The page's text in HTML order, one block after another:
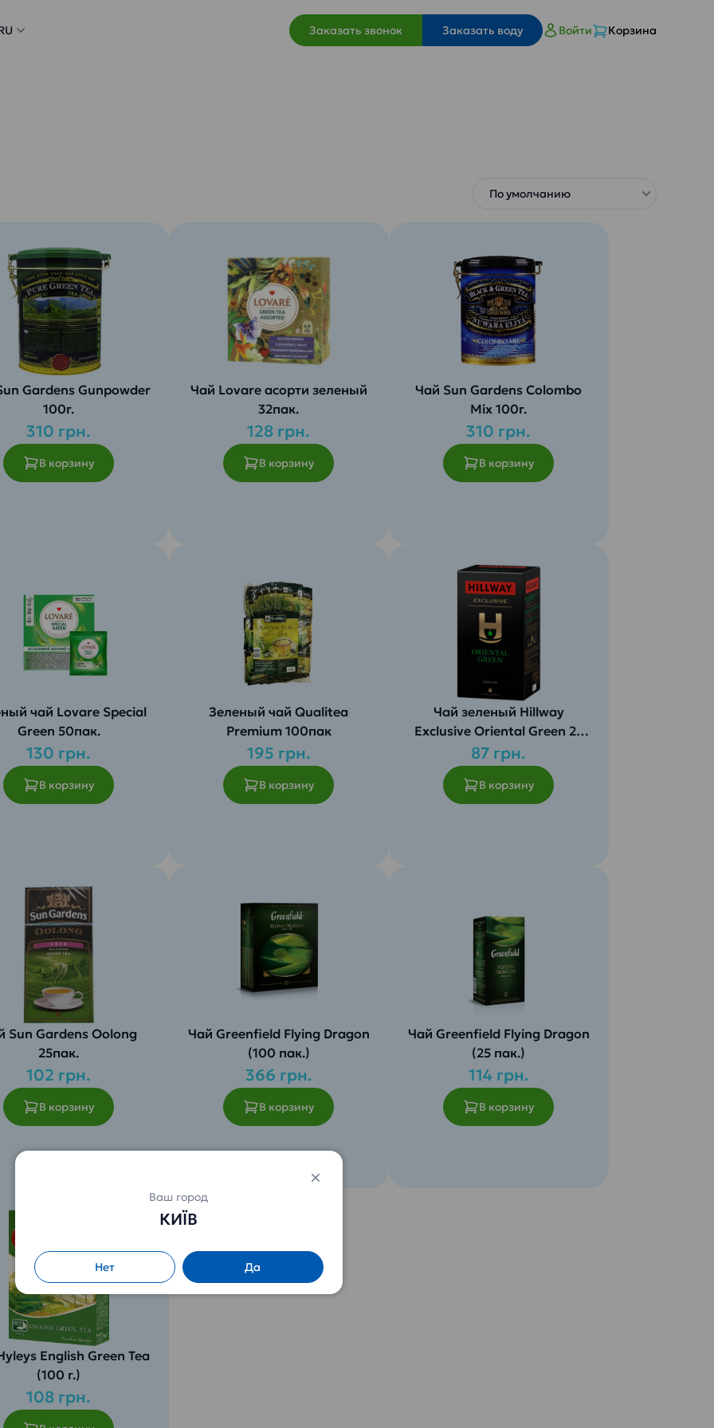
Заказать звонок Заказать воду Войти Корзина
100г.
310 грн.
В корзину
Чай Lovare асорти зеленый
32пак.
128 грн.
В корзину
Чай Sun Gardens Colombo
Mix 100г.
310 грн.
В корзину
чай Lovare Special
Green 50пак.
130 грн.
В корзину
Зеленый чай Qualitea
Premium 100пак
195 грн.
В корзину
Чай зеленый Hillway
Exclusive Oriental Green 25
шт/пач
87 грн.
В корзину
Sun Gardens Oolong
25пак.
102 грн.
В корзину
Чай Greenfield Flying Dragon
(100 пак.)
366 грн.
В корзину
Чай Greenfield Flying Dragon
(25 пак.)
114 грн.
В корзину
English Green Tea
(100 г.)
108 грн.
Ваш город
КИЇВ
Нет Да